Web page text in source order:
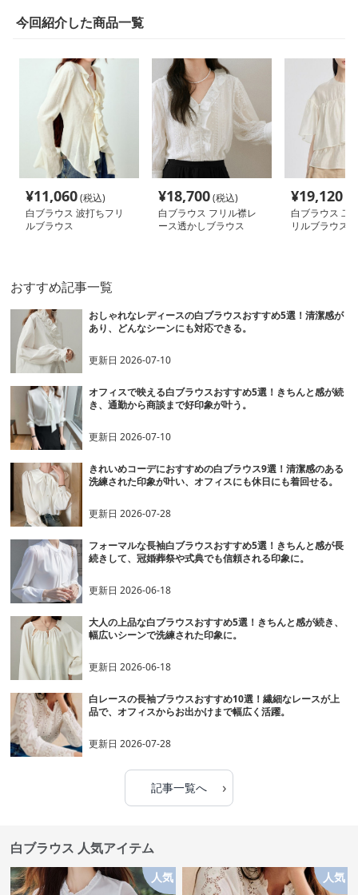
今回紹介した商品一覧
¥11,060(税込)
白ブラウス 波打ちフリ
ルブラウス
¥18,700(税込)
白ブラウス フリル襟レ
ース透かしブラウス
¥19,120
白ブラウス 二
リルブラウス
おすすめ記事一覧
おしゃれなレディースの白ブラウスおすすめ5選！清潔感が
あり、どんなシーンにも対応できる。
更新日2026-07-10
オフィスで映える白ブラウスおすすめ5選！きちんと感が続
き、通勤から商談まで好印象が叶う。
更新日2026-07-10
きれいめコーデにおすすめの白ブラウス9選！清潔感のある
洗練された印象が叶い、オフィスにも休日にも着回せる。
更新日2026-07-28
フォーマルな長袖白ブラウスおすすめ5選！きちんと感が長
続きして、冠婚葬祭や式典でも信頼される印象に。
更新日2026-06-18
大人の上品な白ブラウスおすすめ5選！きちんと感が続き、
幅広いシーンで洗練された印象に。
更新日2026-06-18
白レースの長袖ブラウスおすすめ10選！繊細なレースが上
品で、オフィスからお出かけまで幅広く活躍。
更新日2026-07-28
記事一覧へ ›
白ブラウス 人気アイテム
人気 人気